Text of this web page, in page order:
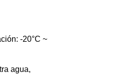
-20°C ~
agua,